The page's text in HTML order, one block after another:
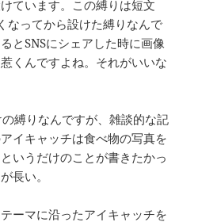
ています。この縛りは短文
なってから設けた縛りなんで
とSNSにシェアした時に画像
くんですよね。それがいいな
縛りなんですが、雑談的な記
イキャッチは食べ物の写真を
いうだけのことが書きたかっ
長い。
ーマに沿ったアイキャッチを